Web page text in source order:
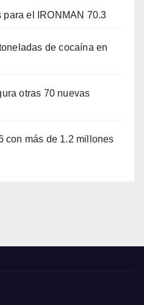
para el IRONMAN 70.3
de cocaína en
otras 70 nuevas
con más de 1.2 millones